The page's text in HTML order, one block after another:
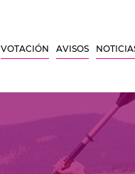
VOTACIÓN AVISOS